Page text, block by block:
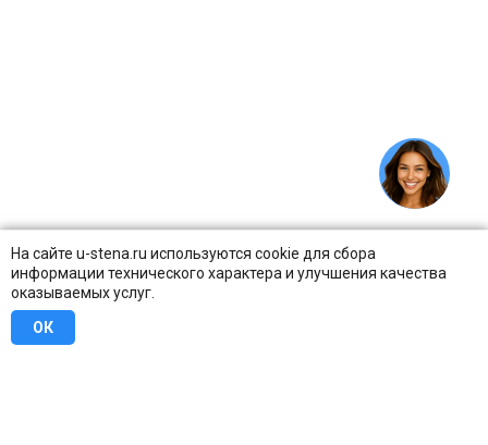
На сайте u-stena.ru используются cookie для сбора
информации технического характера и улучшения качества
оказываемых услуг.
ОК